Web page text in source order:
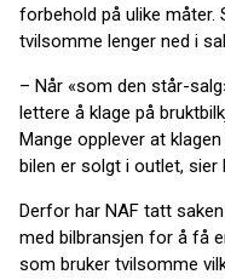
forbehold på ulike måter.
tvilsomme lenger ned i
– Når «som den står-
lettere å klage på
Mange opplever at
bilen er solgt i outlet, sier
Derfor har NAF tatt
med bilbransjen for å få
som bruker tvilsomme